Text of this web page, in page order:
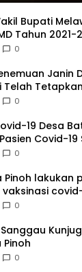
Bupati
Tahun 2021-
0
Janin
Telah
0
19 Desa
Covid-19
0
Pinoh lakukan
0
0